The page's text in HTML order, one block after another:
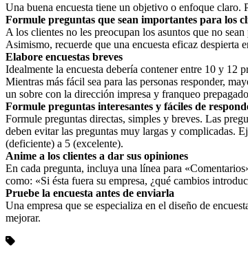
Una buena encuesta tiene un objetivo o enfoque claro.
Formule preguntas que sean importantes para los
A los clientes no les preocupan los asuntos que no
Asimismo, recuerde que una encuesta eficaz despierta
Elabore encuestas breves
Idealmente la encuesta debería contener entre 10 y 12
Mientras más fácil sea para las personas responder,
un sobre con la dirección impresa y franqueo
Formule preguntas interesantes y fáciles de
Formule preguntas directas, simples y breves. Las
deben evitar las preguntas muy largas y complicadas.
(deficiente) a 5 (excelente).
Anime a los clientes a dar sus opiniones
En cada pregunta, incluya una línea para
como: «Si ésta fuera su empresa, ¿qué cambios
Pruebe la encuesta antes de enviarla
Una empresa que se especializa en el diseño de
mejorar.